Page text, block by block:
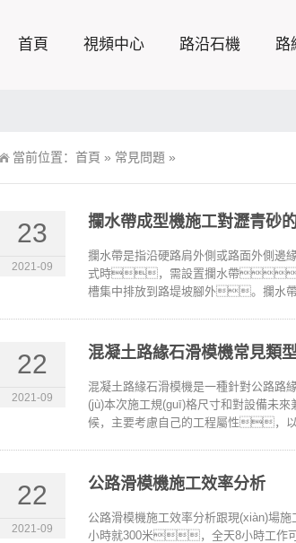
首頁 視頻中心 路沿石機 路
當前位置： 首頁 » 常見問題 »
23
2021-09
攔水帶成型機施工對瀝青砂
攔水帶是指沿硬路肩外側或路面外側
式時，需設置攔水帶，
槽集中排放到路堤坡腳外。攔水
22
2021-09
混凝土路緣石滑模機常見類
混凝土路緣石滑模機是一種針對公路
(jù)本次施工規(guī)格尺寸和對設備
候，主要考慮自己的工程屬性，
22
2021-09
公路滑模機施工效率分析
公路滑模機施工效率分析跟現(xiàn)場
小時就300米，全天8小時工作